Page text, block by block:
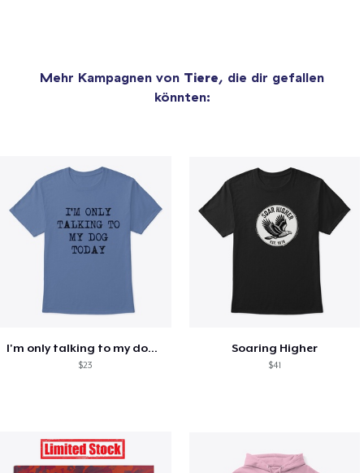
Mehr Kampagnen von Tiere, die dir gefallen
könnten:
I'm only talking to my dog today
$23
Soaring Higher
$41